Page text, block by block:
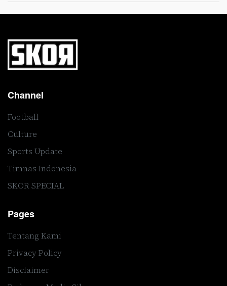
Channel
Football
Culture
Sports Update
Timnas Indonesia
SKOR SPECIAL
Pages
Tentang Kami
Privacy Policy
Disclaimer